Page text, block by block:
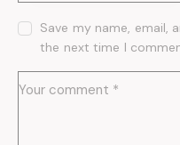
Save my name, email,
the next time I